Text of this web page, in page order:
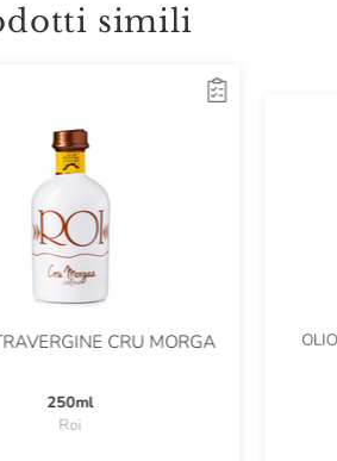
simili
CRU MORGA
250ml
Roi